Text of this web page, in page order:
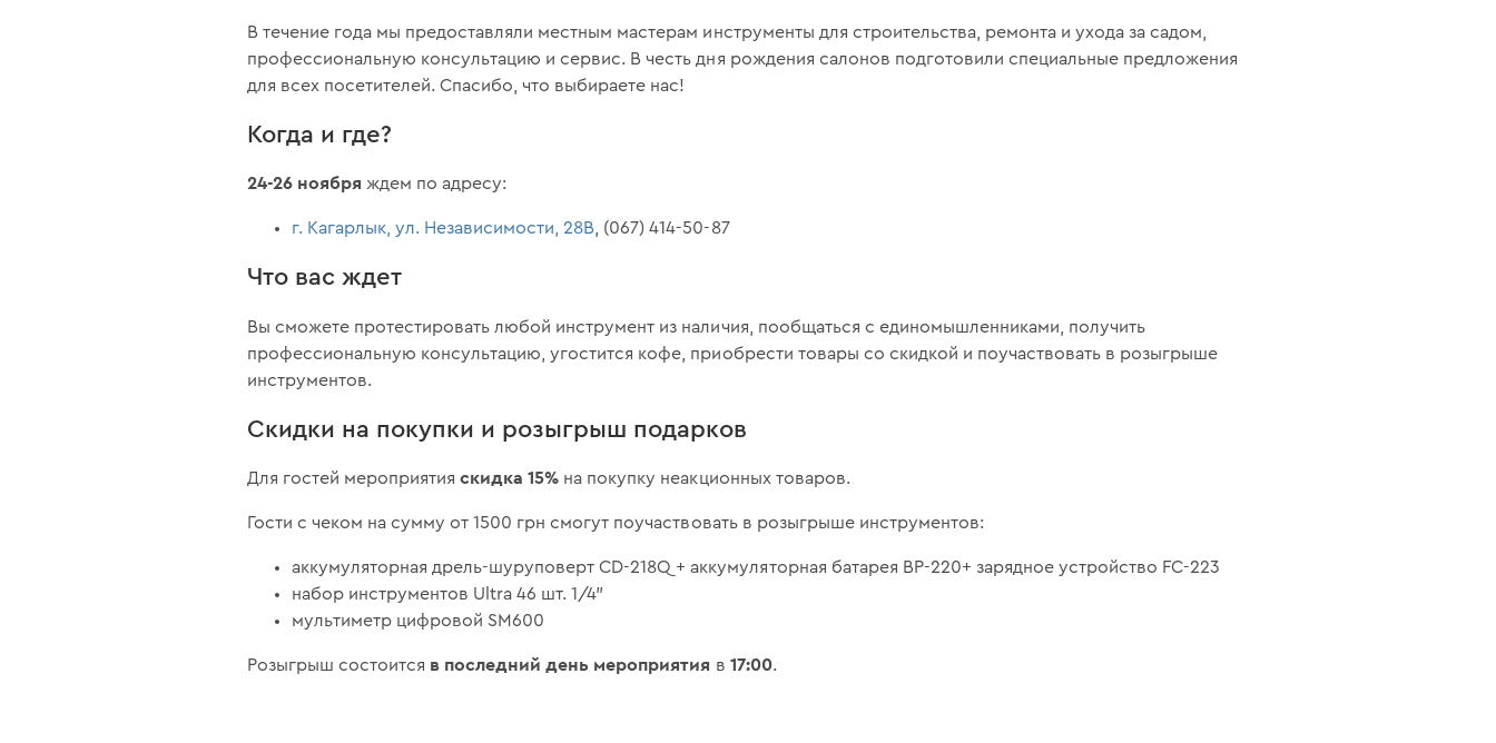
В течение года мы предоставляли местным мастерам инструменты для строительства, ремонта и ухода за садом,
профессиональную консультацию и сервис. В честь дня рождения салонов подготовили специальные предложения
для всех посетителей. Спасибо, что выбираете нас!
Когда и где?
24-26 ноября ждем по адресу:
г. Кагарлык, ул. Независимости, 28В , (067) 414-50-87
Что вас ждет
Вы сможете протестировать любой инструмент из наличия, пообщаться с единомышленниками, получить
профессиональную консультацию, угостится кофе, приобрести товары со скидкой и поучаствовать в розыгрыше
инструментов‎.
Скидки на покупки и розыгрыш подарков
Для гостей мероприятияскидка 15% на покупку неакционных товаров.
Гости с чеком на сумму от 1500 грн смогут поучаствовать в розыгрыше инструментов:
аккумуляторная дрель-шуруповерт CD-218Q + аккумуляторная батарея BP-220+ зарядное устройство FC-223
набор инструментов Ultra 46 шт. 1/4"
мультиметр цифровой SM600
Розыгрыш состоится в последний день мероприятия в 17:00.